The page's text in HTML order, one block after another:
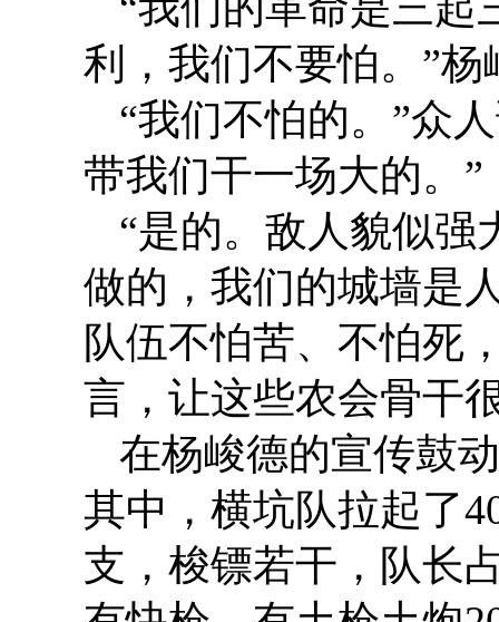
利，我们不要怕。”杨
“我们不怕的。”众
带我们干一场大的。”
“是的。敌人貌似强
做的，我们的城墙是
队伍不怕苦、不怕死
言，让这些农会骨干
在杨峻德的宣传鼓
其中，横坑队拉起了
支，梭镖若干，队长